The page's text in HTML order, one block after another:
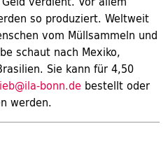
so produziert. Weltweit
vom Müllsammeln und
schaut nach Mexiko,
Sie kann für 4,50
bonn.de bestellt oder
werden.